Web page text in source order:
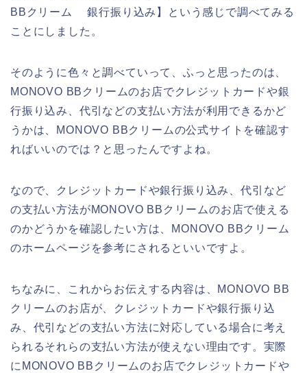
BBクリーム 銀行振り込み】という感じで調べてみる
ことにしました。
そのように色々と調べていって、ふっと思ったのは、
MONOVO BBクリームのお店でクレジットカードや銀
行振り込み、代引などの支払い方法が利用できるかど
うかは、MONOVO BBクリームの公式サイトを確認す
ればいいのでは？と思ったんですよね。
なので、クレジットカードや銀行振り込み、代引など
の支払い方法がMONOVO BBクリームのお店で使える
のかどうかを確認したい方は、MONOVO BBクリーム
のホームページを参考にされるといいですよ。
ちなみに、これからお伝えする内容は、MONOVO BB
クリームのお店が、クレジットカードや銀行振り込
み、代引などの支払い方法に対応している場合に考え
られるそれらの支払い方法が使えない理由です。実際
にMONOVO BBクリームのお店でクレジットカードや